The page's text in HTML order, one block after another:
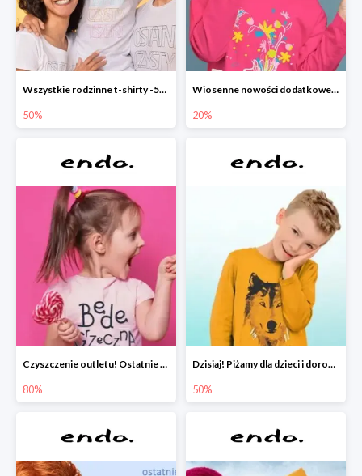
Wszystkie rodzinne t-shirty -50%
50%
Wiosenne nowości dodatkowe -20%
20%
Czyszczenie outletu! Ostatnie sztuki do -80%
80%
Dzisiaj! Piżamy dla dzieci i dorosłych -50%
50%